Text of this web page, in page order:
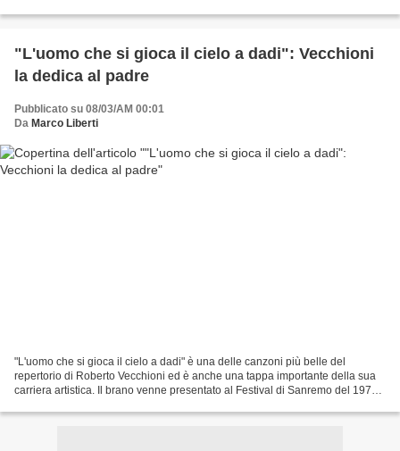
"L'uomo che si gioca il cielo a dadi": Vecchioni
la dedica al padre
Pubblicato su 08/03/AM 00:01
Da Marco Liberti
"L'uomo che si gioca il cielo a dadi" è una delle canzoni più belle del
repertorio di Roberto Vecchioni ed è anche una tappa importante della sua
carriera artistica. Il brano venne presentato al Festival di Sanremo del 1973